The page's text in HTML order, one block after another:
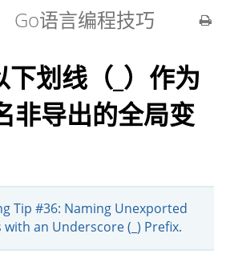
Go语言编程技巧
划线（_）作为
非导出的全局变
Tip #36: Naming Unexported
an Underscore (_) Prefix.